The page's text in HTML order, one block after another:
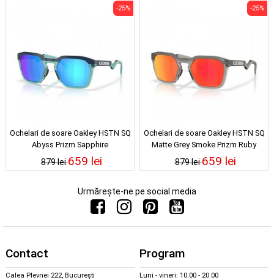
Ochelari de soare Oakley HSTN SQ
Abyss Prizm Sapphire
879 lei
-25%
659 lei
Ochelari de soare Oakley HSTN SQ
Matte Grey Smoke Prizm Ruby
879 lei
-25%
659 lei
Urmărește-ne pe social media
Contact
Calea Plevnei 222, București
Program
Luni - vineri: 10.00 - 20.00